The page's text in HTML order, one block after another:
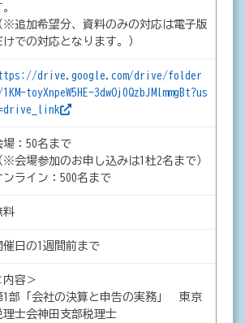
※追加希望分、資料のみの対応は電子版
けでの対応となります。）
drive.google.com/drive/folder
toyXnpeW5HE-3dwOj0QzbJMlmmgBt?us
場：50名まで
※会場参加のお申し込みは1杜2名まで）
ンライン：500名まで
料
催日の1週間前まで
内容＞
1部「会社の決算と申告の実務」 東京
理士会神田支部税理士